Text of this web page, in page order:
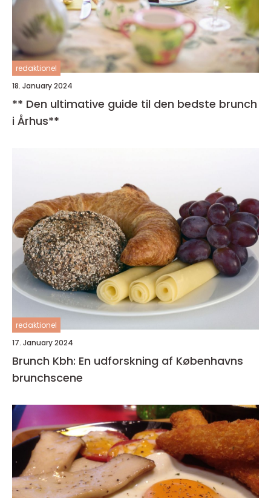
redaktionel
18. January 2024
** Den ultimative guide til den bedste brunch
i Århus**
redaktionel
17. January 2024
Brunch Kbh: En udforskning af Københavns
brunchscene